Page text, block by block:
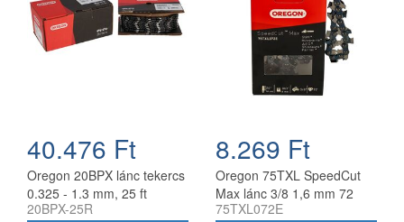
40.476 Ft
Oregon 20BPX lánc tekercs
0.325 - 1.3 mm, 25 ft
20BPX-25R
8.269 Ft
Oregon 75TXL SpeedCut
Max lánc 3/8 1,6 mm 72
szem
75TXL072E